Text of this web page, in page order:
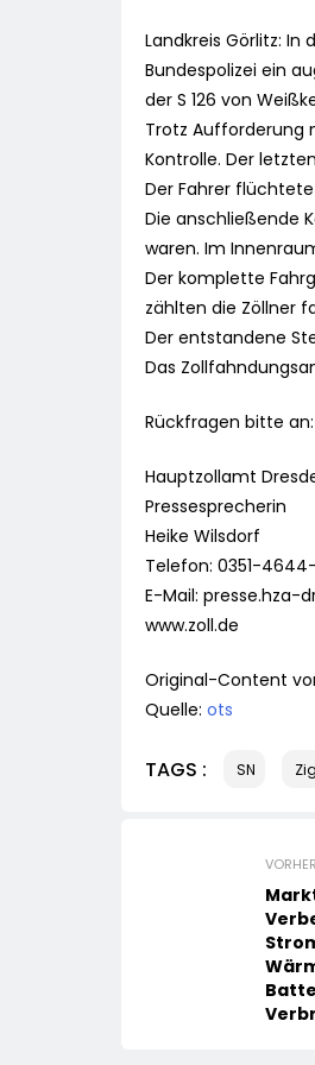
Landkreis Görlitz:
Bundespolizei ein
der S 126 von
Trotz Aufforderung
Kontrolle. Der
Der Fahrer
Die anschließende
waren. Im
Der komplette
zählten die Zöllner
Der entstandene
Das
Rückfragen bitte an:
Hauptzollamt
Pressesprecherin
Heike Wilsdorf
Telefon: 0351-
E-Mail: presse.hza-
www.zoll.de
Original-Content
Quelle: ots
TAGS : SN